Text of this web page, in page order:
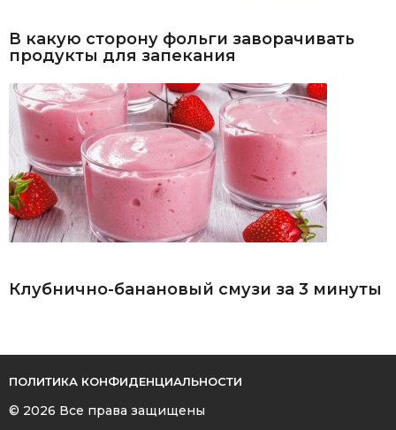
В какую сторону фольги заворачивать
продукты для запекания
Клубнично-банановый смузи за 3 минуты
ПОЛИТИКА КОНФИДЕНЦИАЛЬНОСТИ
© 2026 Все права защищены